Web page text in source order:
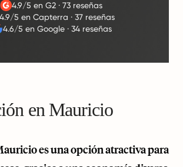
4.9/5 en G2 ·73 reseñas
4.9/5 en Capterra ·37 reseñas
4.6/5 en Google· 34 reseñas
en Mauricio
es una opción atractiva para